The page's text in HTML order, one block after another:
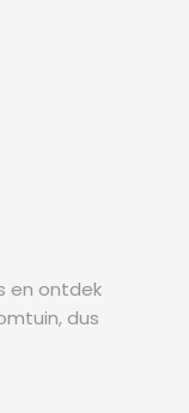
en ontdek
dus